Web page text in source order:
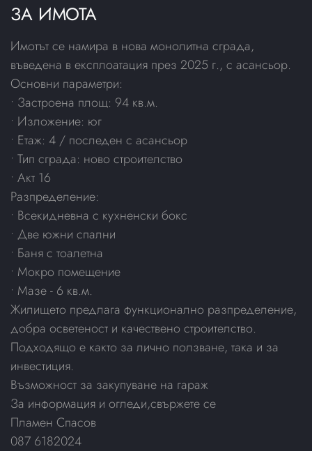
ЗА ИМОТА
Имотът се намира в нова монолитна сграда,
въведена в експлоатация през 2025 г., с асансьор.
Основни параметри:
• Застроена площ: 94 кв.м.
• Изложение: юг
• Етаж: 4 / последен с асансьор
• Тип сграда: ново строителство
• Акт 16
Разпределение:
• Всекидневна с кухненски бокс
• Две южни спални
• Баня с тоалетна
• Мокро помещение
• Мазе - 6 кв.м.
Жилището предлага функционално разпределение,
добра осветеност и качествено строителство.
Подходящо е както за лично ползване, така и за
инвестиция.
Възможност за закупуване на гараж
За информация и огледи,свържете се
Пламен Спасов
087 6182024